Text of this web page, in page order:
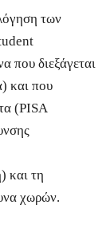
των
που διεξάγεται
και που
(PISA
και τη
χωρών.